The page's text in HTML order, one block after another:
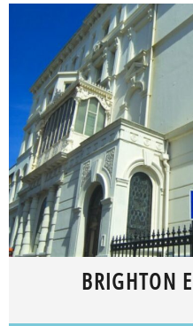
BRIGHTON